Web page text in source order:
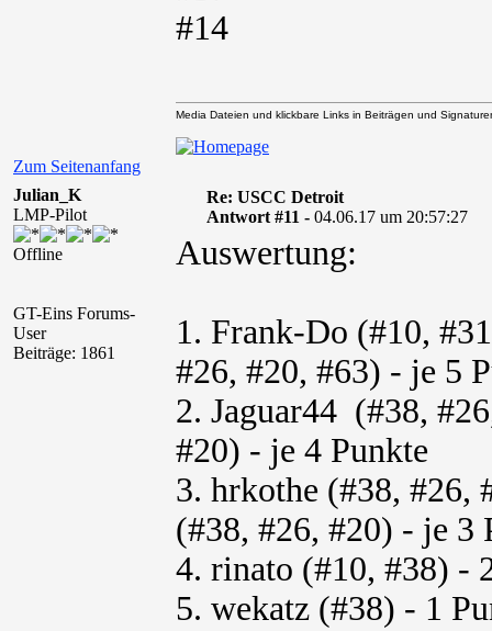
#14
Zum Seitenanfang
Media Dateien und klickbare Links in Beiträgen und
Julian_K
LMP-Pilot
Offline
GT-Eins Forums-
User
Beiträge: 1861
Re: USCC Detroit
Antwort #11 - 04.06.17 um 20:57:27
Auswertung:
1. Frank-Do (#10,
#26, #20, #63) - je 5
2. Jaguar44 (#38,
#20) - je 4 Punkte
3. hrkothe (#38, #26,
(#38, #26, #20) - je 3
4. rinato (#10, #38) -
5. wekatz (#38) - 1